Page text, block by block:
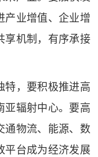
产业增值、企业增
享机制，有序承接
特，要积极推进高
亚辐射中心。要高
通物流、能源、数
平台成为经济发展